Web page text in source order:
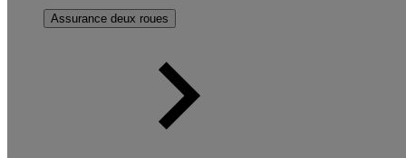
Assurance deux roues